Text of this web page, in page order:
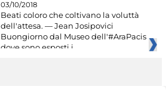
03/10/2018
Beati coloro che coltivano la voluttà
dell'attesa. — Jean Josipovici
Buongiorno dal Museo dell'#AraPacis
dove sono esposti i